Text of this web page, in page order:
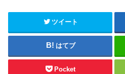
ツイート
はてブ
Pocket